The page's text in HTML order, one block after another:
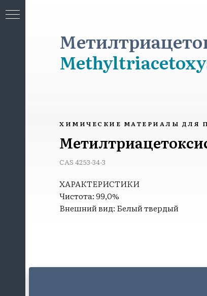
ХИМИЧЕСКИЕ МАТЕРИАЛЫ ДЛЯ
CAS 4253-34-3
ХАРАКТЕРИСТИКИ
Чистота: 99,0%
Внешний вид: Белый твердый